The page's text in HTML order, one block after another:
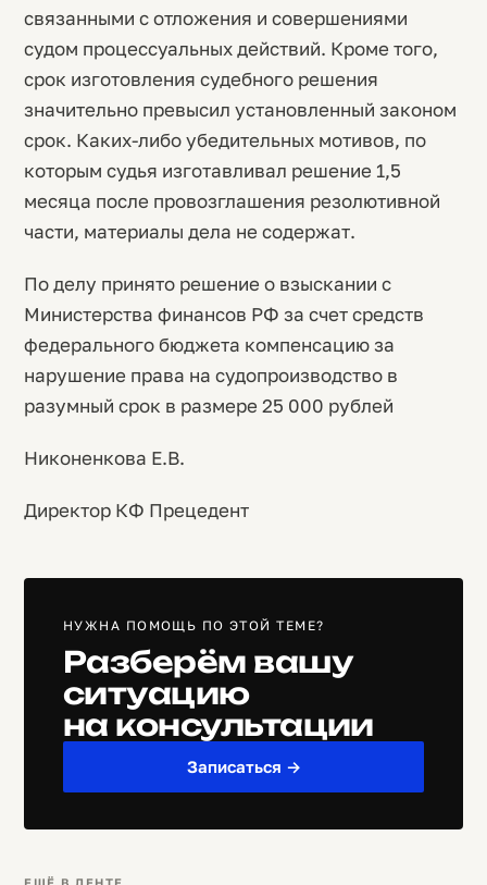
связанными с отложения и совершениями
судом процессуальных действий. Кроме того,
срок изготовления судебного решения
значительно превысил установленный законом
срок. Каких-либо убедительных мотивов, по
которым судья изготавливал решение 1,5
месяца после провозглашения резолютивной
части, материалы дела не содержат.
По делу принято решение о взыскании с
Министерства финансов РФ за счет средств
федерального бюджета компенсацию за
нарушение права на судопроизводство в
разумный срок в размере 25 000 рублей
Никоненкова Е.В.
Директор КФ Прецедент
НУЖНА ПОМОЩЬ ПО ЭТОЙ ТЕМЕ?
Разберём вашу
ситуацию
на консультации
Записаться →
ЕЩЁ В ЛЕНТЕ